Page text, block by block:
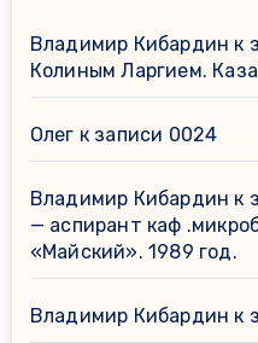
Владимир Кибардин к
Колиным Ларгием.
Олег к записи 0024
Владимир Кибардин к
— аспирант каф
«Майский». 1989 год.
Владимир Кибардин к